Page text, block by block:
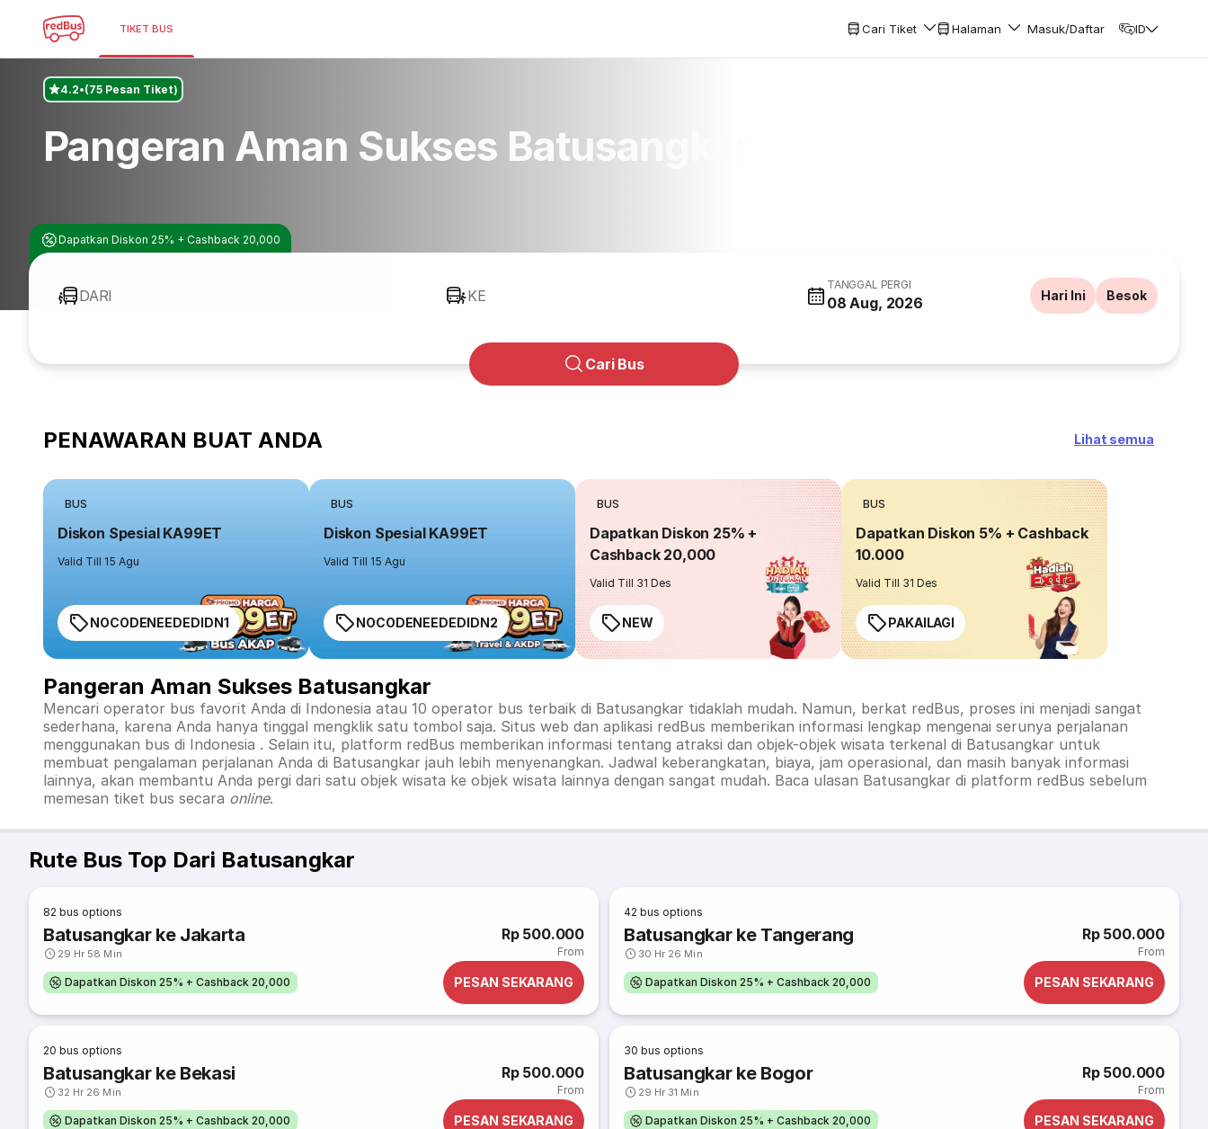
TIKET BUS Cari Tiket Halaman Masuk/Daftar ID
4.2 (75 Pesan Tiket)
Pangeran Aman Sukses Batusangkar
Dapatkan Diskon 25% + Cashback 20,000
DARI KE
TANGGAL PERGI
08 Aug, 2026 Hari Ini Besok
Cari Bus
PENAWARAN BUAT ANDA Lihat semua
BUS
Diskon Spesial KA99ET
Valid Till 15 Agu
NOCODENEEDEDIDN1
BUS
Diskon Spesial KA99ET
Valid Till 15 Agu
NOCODENEEDEDIDN2
BUS
Dapatkan Diskon 25% +
Cashback 20,000
Valid Till 31 Des
NEW
BUS
Dapatkan Diskon 5% + Cashback
10.000
Valid Till 31 Des
PAKAILAGI
Pangeran Aman Sukses Batusangkar
Mencari operator bus favorit Anda di Indonesia atau 10 operator bus terbaik di Batusangkar tidaklah mudah. Namun, berkat redBus, proses ini menjadi sangat
sederhana, karena Anda hanya tinggal mengklik satu tombol saja. Situs web dan aplikasi redBus memberikan informasi lengkap mengenai serunya perjalanan
menggunakan bus di Indonesia . Selain itu, platform redBus memberikan informasi tentang atraksi dan objek-objek wisata terkenal di Batusangkar untuk
membuat pengalaman perjalanan Anda di Batusangkar jauh lebih menyenangkan. Jadwal keberangkatan, biaya, jam operasional, dan masih banyak informasi
lainnya, akan membantu Anda pergi dari satu objek wisata ke objek wisata lainnya dengan sangat mudah. Baca ulasan Batusangkar di platform redBus sebelum
memesan tiket bus secara online.
Rute Bus Top Dari Batusangkar
82 bus options
Batusangkar ke Jakarta
29 Hr 58 Min
Rp 500.000
From
Dapatkan Diskon 25% + Cashback 20,000 PESAN SEKARANG
42 bus options
Batusangkar ke Tangerang
30 Hr 26 Min
Rp 500.000
From
Dapatkan Diskon 25% + Cashback 20,000 PESAN SEKARANG
20 bus options
Batusangkar ke Bekasi
32 Hr 26 Min
Rp 500.000
From
Dapatkan Diskon 25% + Cashback 20,000 PESAN SEKARANG
30 bus options
Batusangkar ke Bogor
29 Hr 31 Min
Rp 500.000
From
Dapatkan Diskon 25% + Cashback 20,000 PESAN SEKARANG